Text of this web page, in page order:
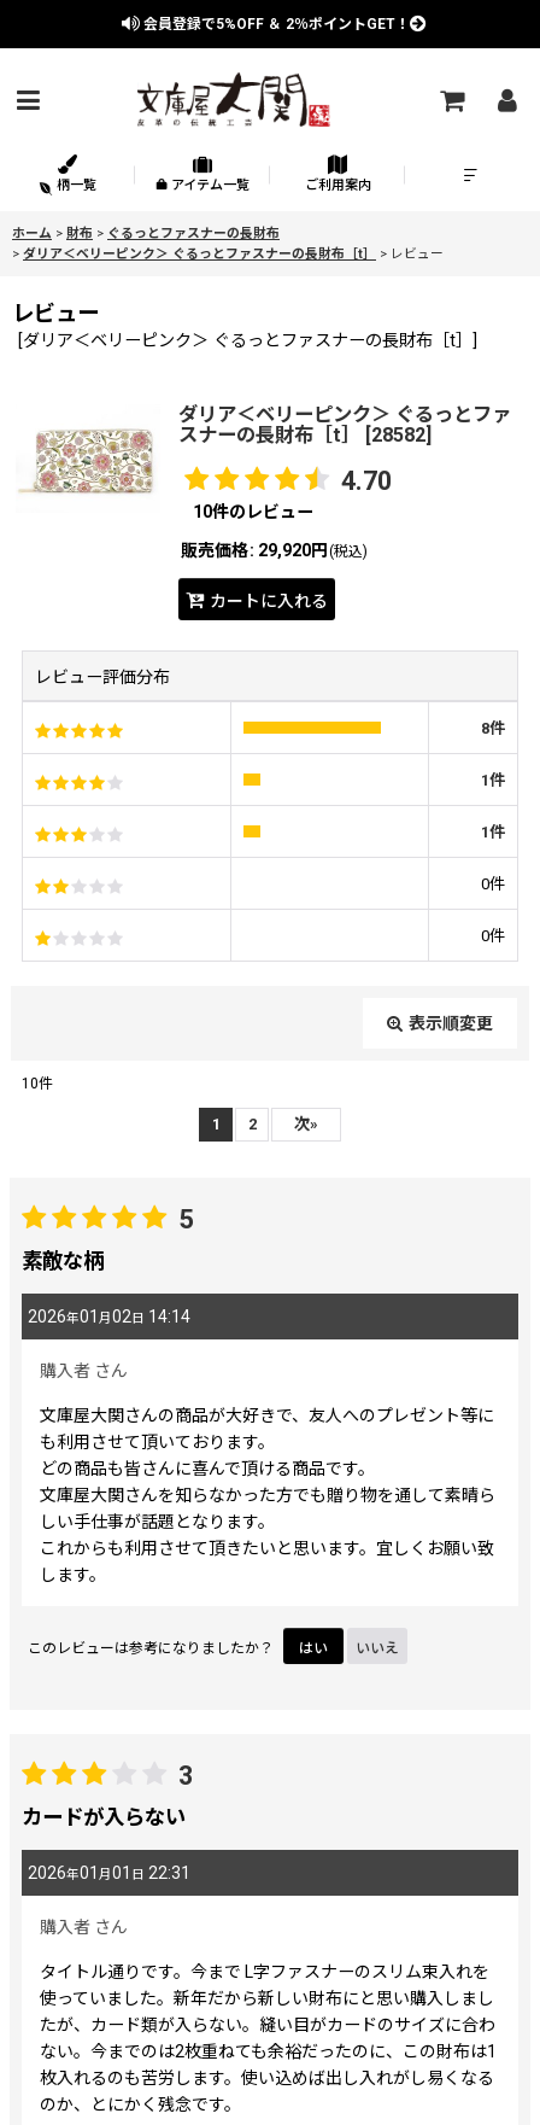
会員登録で5%OFF ＆ 2％ポイントGET！
柄一覧 アイテム一覧 ご利用案内
ホーム > 財布 > ぐるっとファスナーの長財布
> ダリア＜ベリーピンク＞ ぐるっとファスナーの長財布［t］ > レビュー
レビュー
[ダリア＜ベリーピンク＞ ぐるっとファスナーの長財布［t］ ]
ダリア＜ベリーピンク＞ ぐるっとファ
スナーの長財布［t］
[28582]
4.70
10件のレビュー
販売価格: 29,920円 (税込)
カートに入れる
レビュー評価分布
8件
1件
1件
0件
0件
表示順変更
画像:
並び順:
絞り込む
10件
1 2 次»
5
素敵な柄
2026年01 月 02 日 14:14
購入者 さん
文庫屋大関さんの商品が大好きで、友人へのプレゼント等に
も利用させて頂いております。
どの商品も皆さんに喜んで頂ける商品です。
文庫屋大関さんを知らなかった方でも贈り物を通して素晴ら
しい手仕事が話題となります。
これからも利用させて頂きたいと思います。宜しくお願い致
します。
このレビューは参考になりましたか？ はい いいえ
3
カードが入らない
2026年01 月 01 日 22:31
購入者 さん
タイトル通りです。今まで L字ファスナーのスリム束入れを
使っていました。新年だから新しい財布にと思い購入しまし
たが、カード類が入らない。縫い目がカードのサイズに合わ
ない。今までのは2枚重ねても余裕だったのに、この財布は1
枚入れるのも苦労します。使い込めば出し入れがし易くなる
のか、とにかく残念です。